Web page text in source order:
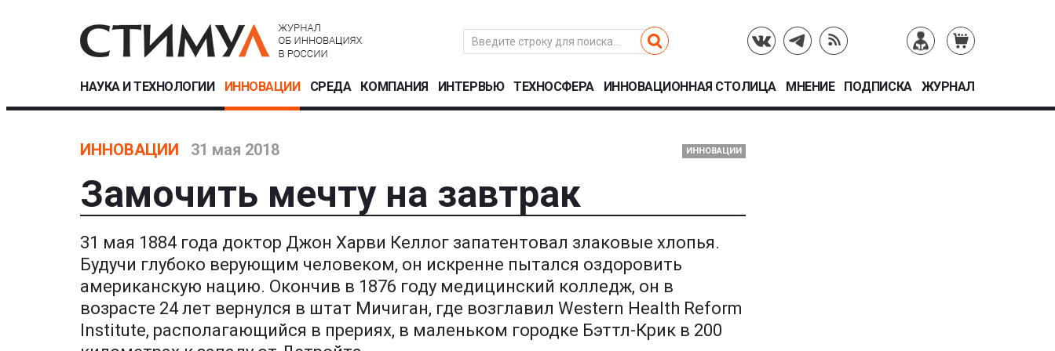
НАУКА И ТЕХНОЛОГИИ ИННОВАЦИИ СРЕДА КОМПАНИЯ ИНТЕРВЬЮ ТЕХНОСФЕРА ИННОВАЦИОННАЯ СТОЛИЦА МНЕНИЕ ПОДПИСКА ЖУРНАЛ
ИННОВАЦИИ 31 мая 2018 ИННОВАЦИИ
Замочить мечту на завтрак
31 мая 1884 года доктор Джон Харви Келлог запатентовал злаковые хлопья.
Будучи глубоко верующим человеком, он искренне пытался оздоровить
американскую нацию. Окончив в 1876 году медицинский колледж, он в
возрасте 24 лет вернулся в штат Мичиган, где возглавил Western Health Reform
Institute, располагающийся в прериях, в маленьком городке Бэттл-Крик в 200